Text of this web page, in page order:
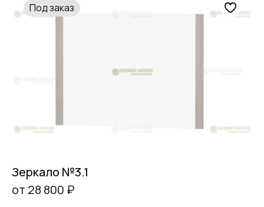
Под заказ
Зеркало №3.1
от 28 800 ₽